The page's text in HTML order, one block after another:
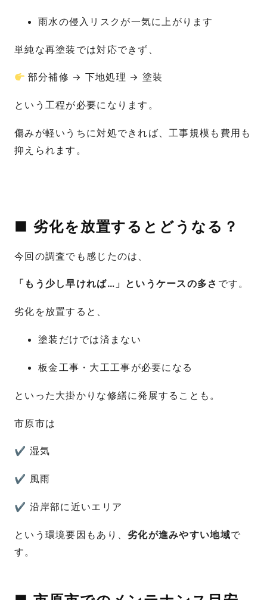
雨水の侵入リスクが一気に上がります
単純な再塗装では対応できず、
部分補修 → 下地処理 → 塗装
という工程が必要になります。
傷みが軽いうちに対処できれば、工事規模も費用も
抑えられます。
■ 劣化を放置するとどうなる？
今回の調査でも感じたのは、
「もう少し早ければ…」というケースの多さ です。
劣化を放置すると、
塗装だけでは済まない
板金工事・大工工事が必要になる
といった大掛かりな修繕に発展することも。
市原市は
✔ 湿気
✔ 風雨
✔ 沿岸部に近いエリア
という環境要因もあり、劣化が進みやすい地域で
す。